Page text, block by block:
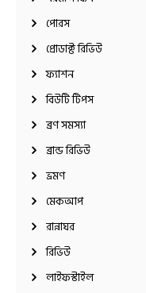
পোরস
প্রোডাক্ট রিভিউ
ফ্যাশন
বিউটি টিপস
ব্রণ সমস্যা
ব্রান্ড রিভিউ
ভ্রমণ
মেকআপ
রান্নাঘর
রিভিউ
লাইফস্টাইল